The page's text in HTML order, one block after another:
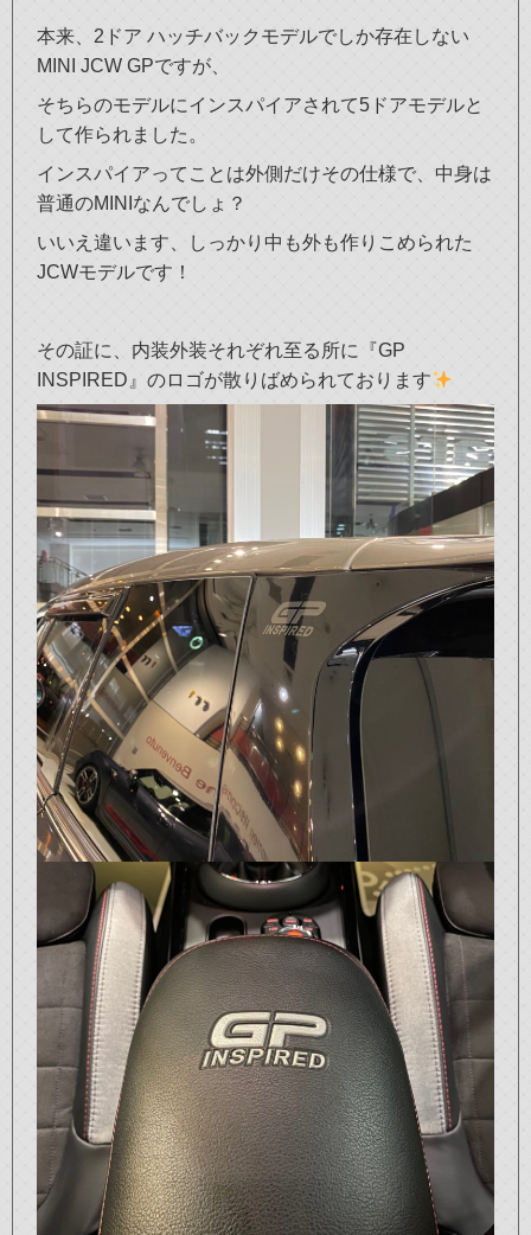
本来、2ドア ハッチバックモデルでしか存在しない
MINI JCW GPですが、
そちらのモデルにインスパイアされて5ドアモデルと
して作られました。
インスパイアってことは外側だけその仕様で、中身は
普通のMINIなんでしょ？
いいえ違います、しっかり中も外も作りこめられた
JCWモデルです！
その証に、内装外装それぞれ至る所に『GP
INSPIRED』のロゴが散りばめられております